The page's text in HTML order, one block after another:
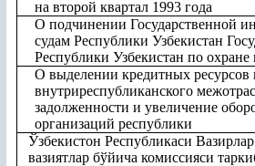
на второй квартал 1993 года
О подчинении Государственной
судам Республики Узбекистан
Республики Узбекистан по
О выделении кредитных ресурсов
внутриреспубликанского
задолженности и увеличение
организаций республики
Ўзбекистон Республикаси
вазиятлар бўйича комиссияси